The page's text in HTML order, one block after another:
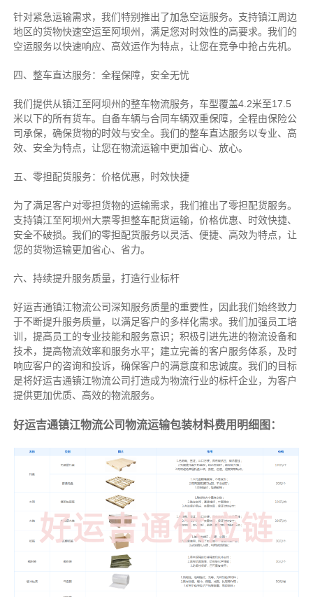
针对紧急运输需求，我们特别推出了加急空运服务。支持镇江周边
地区的货物快速空运至阿坝州，满足您对时效性的高要求。我们的
空运服务以快速响应、高效运作为特点，让您在竞争中抢占先机。
四、整车直达服务：全程保障，安全无忧
我们提供从镇江至阿坝州的整车物流服务，车型覆盖4.2米至17.5
米以下的所有货车。自备车辆与合同车辆双重保障，全程由保险公
司承保，确保货物的时效与安全。我们的整车直达服务以专业、高
效、安全为特点，让您在物流运输中更加省心、放心。
五、零担配货服务：价格优惠，时效快捷
为了满足客户对零担货物的运输需求，我们推出了零担配货服务。
支持镇江至阿坝州大票零担整车配货运输，价格优惠、时效快捷、
安全不破损。我们的零担配货服务以灵活、便捷、高效为特点，让
您的货物运输更加省心、省力。
六、持续提升服务质量，打造行业标杆
好运吉通镇江物流公司深知服务质量的重要性，因此我们始终致力
于不断提升服务质量，以满足客户的多样化需求。我们加强员工培
训，提高员工的专业技能和服务意识；积极引进先进的物流设备和
技术，提高物流效率和服务水平；建立完善的客户服务体系，及时
响应客户的咨询和投诉，确保客户的满意度和忠诚度。我们的目标
是将好运吉通镇江物流公司打造成为物流行业的标杆企业，为客户
提供更加优质、高效的物流服务。
好运吉通镇江物流公司物流运输包装材料费用明细图：